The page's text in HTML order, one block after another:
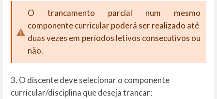
O trancamento parcial num mesmo
componente curricular poderá ser realizado até
duas vezes em períodos letivos consecutivos ou
não.
3. O discente deve selecionar o componente
curricular/disciplina que deseja trancar;